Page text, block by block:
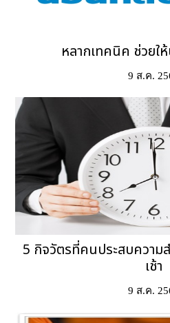
หลากเทคนิค ช่วยใ
9 ส.ค.
5 กิจวัตรที่คนประสบความ
เช้า
9 ส.ค.